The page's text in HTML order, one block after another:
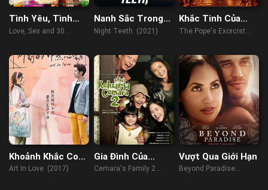
Tình Yêu, Tình
Dục Và Tuổi 30
Love, Sex and 30
Nanh Sắc Trong
Đêm
Night Teeth (2021)
Khắc Tinh Của
Quỷ
The Pope's Exorcist
Khoảnh Khắc Con
Tim Rung Động
Art In Love (2017)
Gia Đình Của
Cemara 2
Cemara's Family 2
Vượt Qua Giới Hạn
Beyond Paradise